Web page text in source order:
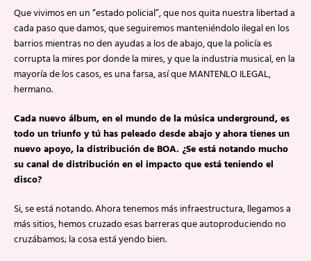
Que vivimos en un “estado policial”, que nos quita nuestra libertad a
cada paso que damos, que seguiremos manteniéndolo ilegal en los
barrios mientras no den ayudas a los de abajo, que la policía es
corrupta la mires por donde la mires, y que la industria musical, en la
mayoría de los casos, es una farsa, así que MANTENLO ILEGAL,
hermano.
Cada nuevo álbum, en el mundo de la música underground, es
todo un triunfo y tú has peleado desde abajo y ahora tienes un
nuevo apoyo, la distribución de BOA. ¿Se está notando mucho
su canal de distribución en el impacto que está teniendo el
disco?
Si, se está notando. Ahora tenemos más infraestructura, llegamos a
más sitios, hemos cruzado esas barreras que autoproduciendo no
cruzábamos; la cosa está yendo bien.